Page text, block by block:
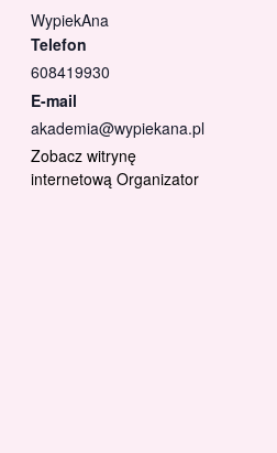
WypiekAna
Telefon
608419930
E-mail
akademia@wypiekana.pl
Zobacz witrynę
internetową Organizator